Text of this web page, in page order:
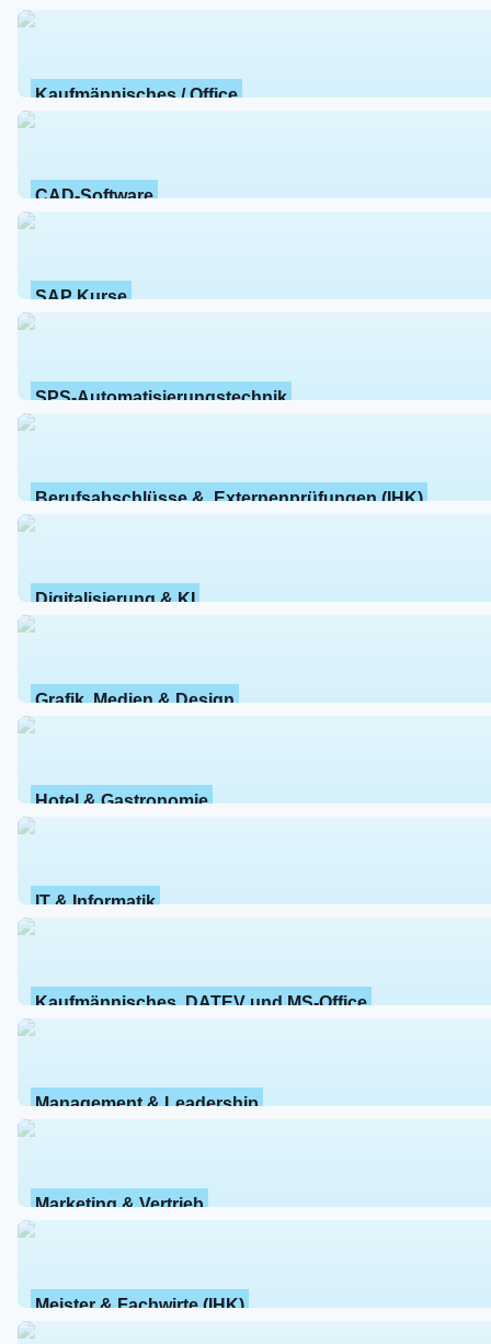
Kaufmännisches / Office
CAD-Software
SAP Kurse
SPS-Automatisierungstechnik
Berufsabschlüsse &  Externenprüfungen (IHK)
Digitalisierung & KI
Grafik, Medien & Design
Hotel & Gastronomie
IT & Informatik
Kaufmännisches, DATEV und MS-Office
Management & Leadership
Marketing & Vertrieb
Meister & Fachwirte (IHK)